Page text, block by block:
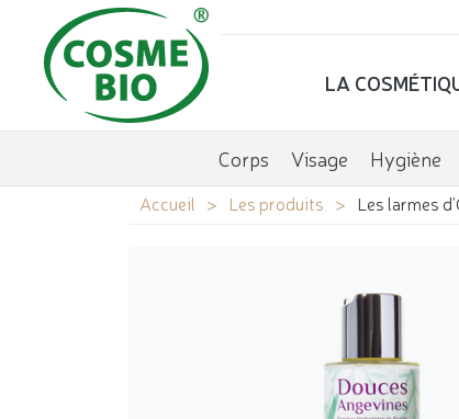
LA
Corps Visage Hygiène
Accueil Les produits Les larmes